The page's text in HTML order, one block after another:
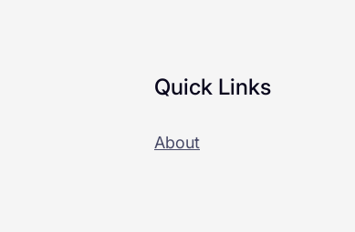
Quick Links
About